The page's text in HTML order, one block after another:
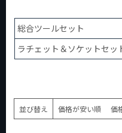
総合ツールセット
ラチェット＆ソケットセッ
並び替え 価格が安い順 価